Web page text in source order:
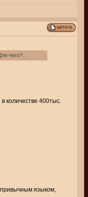
чего?..
количестве 400тыс.
языком,